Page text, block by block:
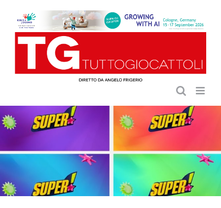
contenuto